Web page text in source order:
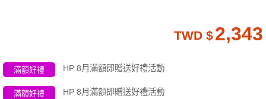
2,343
TWD $
滿額好禮 HP 8月滿額即贈送好禮活動
滿額好禮 HP 8月滿額即贈送好禮活動